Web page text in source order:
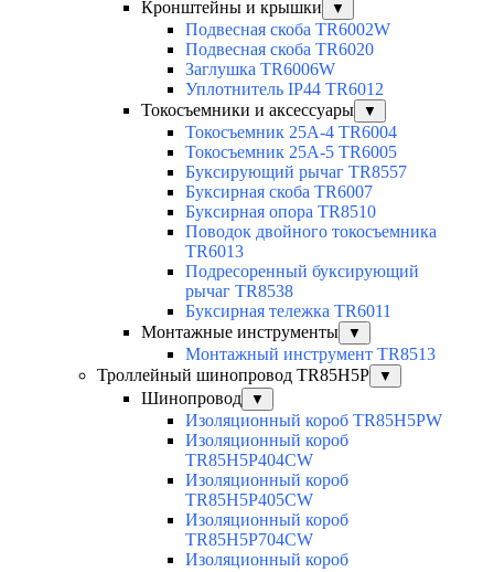
Кронштейны и крышки ▼
Подвесная скоба TR6002W
Подвесная скоба TR6020
Заглушка TR6006W
Уплотнитель IP44 TR6012
Токосъемники и аксессуары
▼
Токосъемник 25А-4 TR6004
Токосъемник 25А-5 TR6005
Буксирующий рычаг TR8557
Буксирная скоба TR6007
Буксирная опора TR8510
Поводок двойного токосъемника
TR6013
Подресоренный буксирующий
рычаг TR8538
Буксирная тележка TR6011
Монтажные инструменты
▼
Монтажный инструмент TR8513
Троллейный шинопровод TR85H5P
▼
Шинопровод ▼
Изоляционный короб TR85H5PW
Изоляционный короб
TR85H5P404CW
Изоляционный короб
TR85H5P405CW
Изоляционный короб
TR85H5P704CW
Изоляционный короб